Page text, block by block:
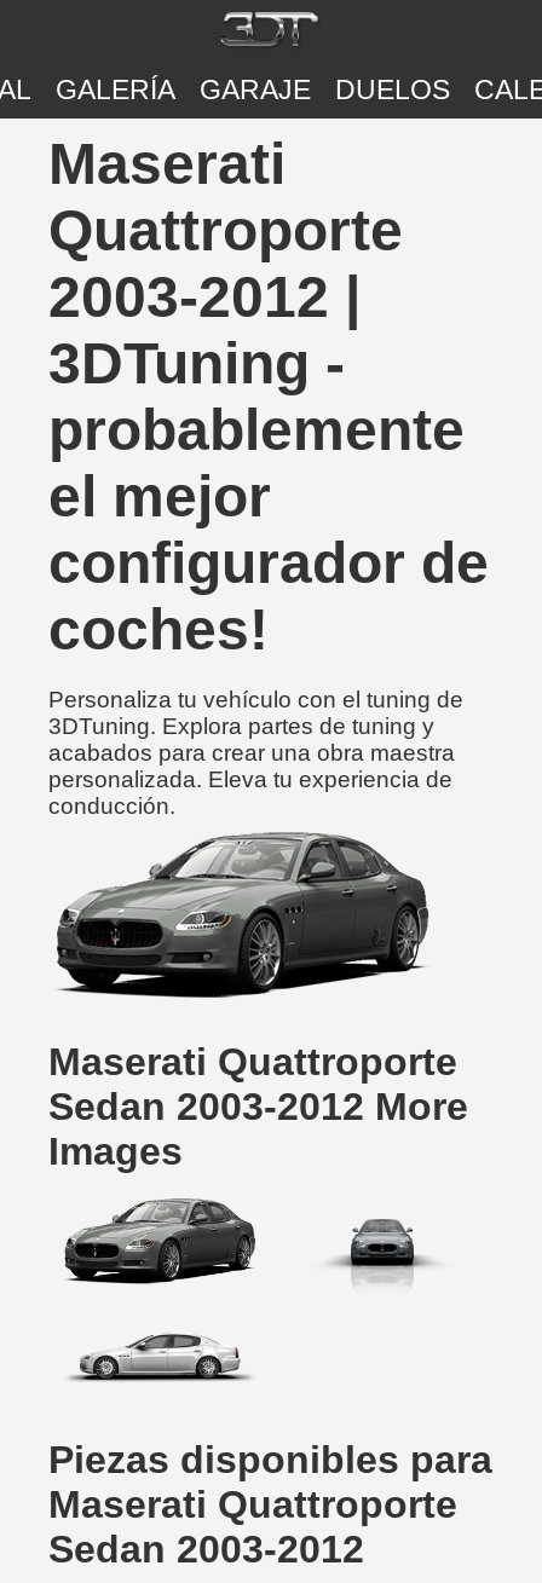
GALERÍA GARAJE DUELOS
Maserati
Quattroporte
2003-2012 |
3DTuning -
probablemente
el mejor
configurador de
coches!
Personaliza tu vehículo con el tuning de
3DTuning. Explora partes de tuning y
acabados para crear una obra maestra
personalizada. Eleva tu experiencia de
conducción.
Maserati Quattroporte
Sedan 2003-2012 More
Images
Piezas disponibles para
Maserati Quattroporte
Sedan 2003-2012